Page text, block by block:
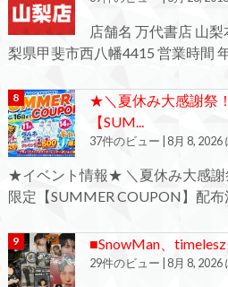
店舗名 万代書店 山
梨県甲斐市西八幡4415 営業時間
★＼夏休み大感謝祭
【SUM...
37件のビュー 8月 8, 2026
★イベント情報★ ＼夏休み大感謝
限定【SUMMER COUPON】配
■SnowMan、
29件のビュー 8月 8,